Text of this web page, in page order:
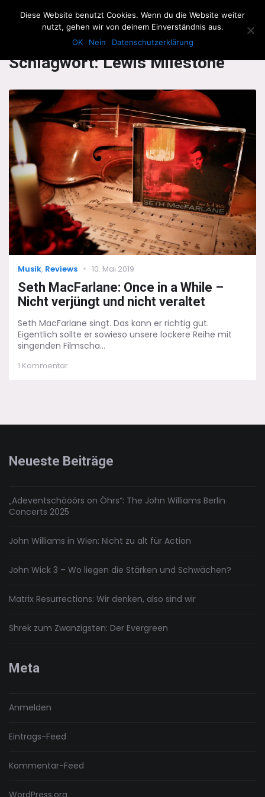
The Howling Men
Schlagwort:Lewis Milestone
Categories
Musik, Reviews
Posted
10. Mai 2019
Seth MacFarlane: Once in a While –
Nicht verjüngt und nicht veraltet
Seth MacFarlane singt. Das kann er richtig gut.
Eigentlich sollte er sowieso unsere lockere Reihe mit
singenden Filmscha...
1 Kommentarzu
verjüngt
Neueste Beiträge
„Adeventschööörs on Öhrs“: The John Williams Berlin
Concerts 2025
John Williams in Wien: Nicht zu alt für Action
John Wick 3 – Wo liegen die Stärken und Schwächen?
Matrix Resurrections: Wir denken, also sind wir
Shrek zum Zwanzigsten: Der Evergreen
Meta
Anmelden
Eintrags-Feed
Kommentar-Feed
WordPress.org
Diese Website benutzt Cookies. Wenn du die Website weiter
nutzt, gehen wir von deinem Einverständnis aus.
OK
Nein Datenschutzerklärung